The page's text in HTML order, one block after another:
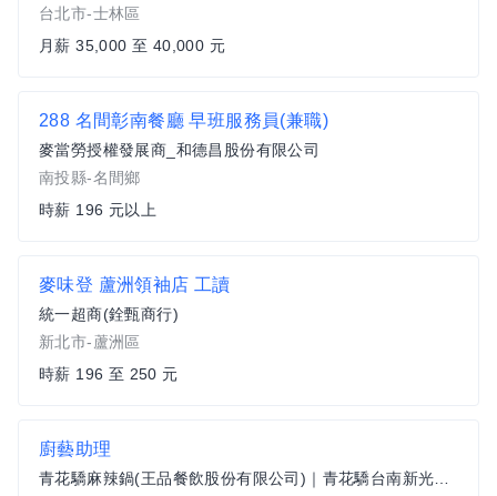
台北市-士林區
月薪 35,000 至 40,000 元
288 名間彰南餐廳 早班服務員(兼職)
麥當勞授權發展商_和德昌股份有限公司
南投縣-名間鄉
時薪 196 元以上
麥味登 蘆洲領袖店 工讀
統一超商(銓甄商行)
新北市-蘆洲區
時薪 196 至 250 元
廚藝助理